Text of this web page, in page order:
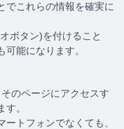
でこれらの情報を確実に
ボタン)を付けること
能になります。
のページにアクセスす
。
トフォンでなくても、